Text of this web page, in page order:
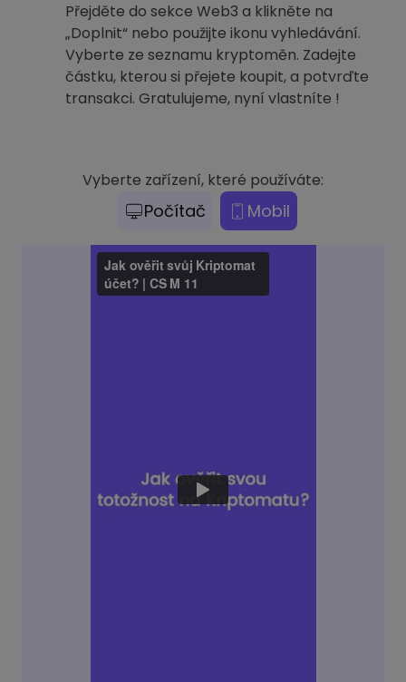
Přejděte do sekce Web3 a klikněte na
„Doplnit“ nebo použijte ikonu vyhledávání.
Vyberte ze seznamu kryptoměn. Zadejte
částku, kterou si přejete koupit, a potvrďte
transakci. Gratulujeme, nyní vlastníte !
Vyberte zařízení, které používáte:
Počítač Mobil